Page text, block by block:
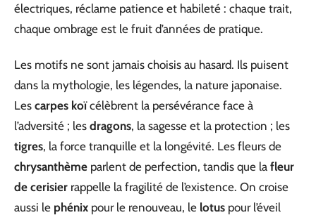
électriques, réclame patience et habileté : chaque trait,
chaque ombrage est le fruit d’années de pratique.
Les motifs ne sont jamais choisis au hasard. Ils puisent
dans la mythologie, les légendes, la nature japonaise.
Les carpes koïcélèbrent la persévérance face à
l’adversité ; les dragons, la sagesse et la protection ; les
tigres, la force tranquille et la longévité. Les fleurs de
chrysanthème parlent de perfection, tandis que la fleur
de cerisier rappelle la fragilité de l’existence. On croise
aussi le phénix pour le renouveau, le lotus pour l’éveil